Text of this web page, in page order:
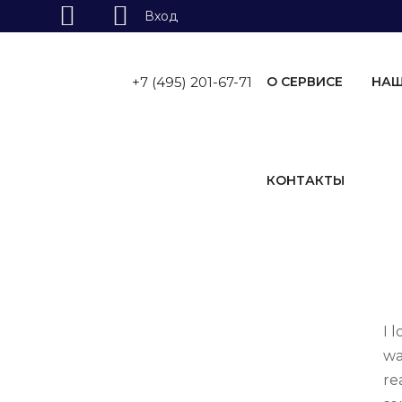
+7 (495) 201-67-71 О СЕРВИСЕ
КОНТАКТЫ
I
Вход